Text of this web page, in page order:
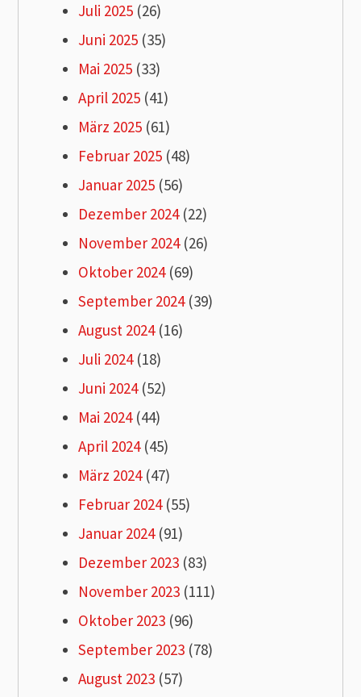
Juli 2025 (26)
Juni 2025 (35)
Mai 2025 (33)
April 2025 (41)
März 2025 (61)
Februar 2025 (48)
Januar 2025 (56)
Dezember 2024(22)
November 2024(26)
Oktober 2024(69)
September 2024(39)
August 2024(16)
Juli 2024(18)
Juni 2024(52)
Mai 2024(44)
April 2024(45)
März 2024(47)
Februar 2024(55)
Januar 2024(91)
Dezember 2023 (83)
November 2023 (111)
Oktober 2023 (96)
September 2023 (78)
August 2023 (57)